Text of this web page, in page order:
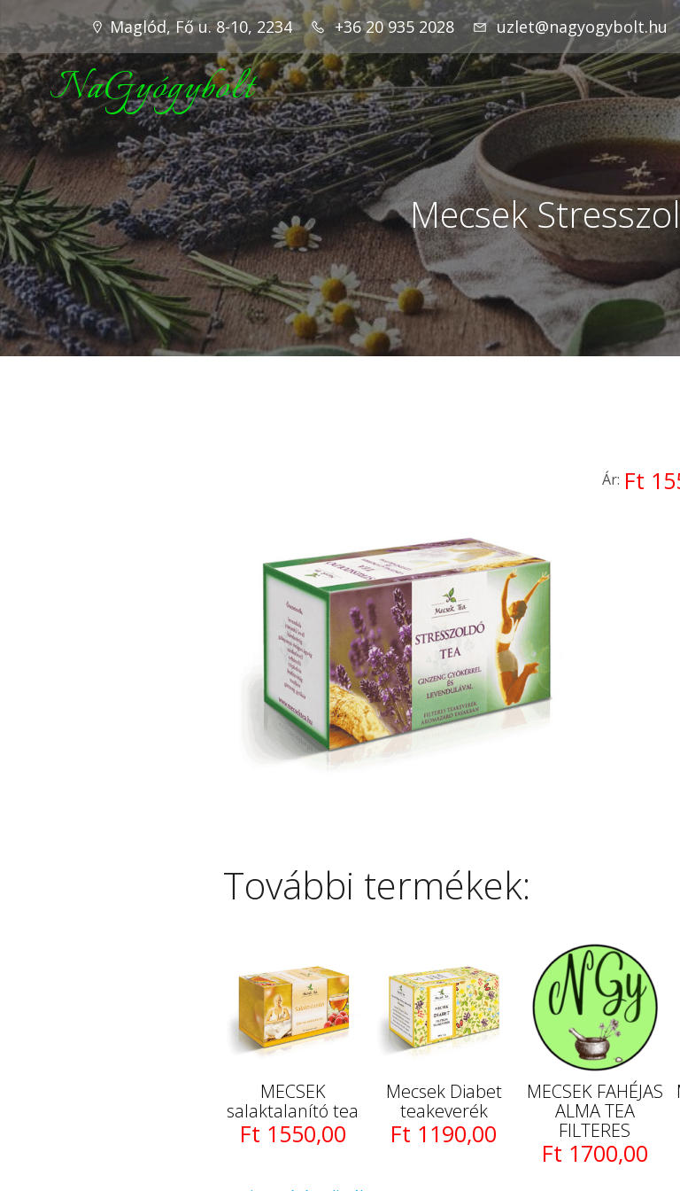
Maglód, Fő u. 8-10, 2234 +36 20 935 2028 uzlet@nagyogybolt.hu
NaGyógybolt
Mecsek
Ár: Ft
További termékek:
MECSEK
salaktalanító tea
Ft 1550,00
Mecsek Diabet
teakeverék
Ft 1190,00
MECSEK FAHÉJAS
ALMA TEA
FILTERES
Ft 1700,00